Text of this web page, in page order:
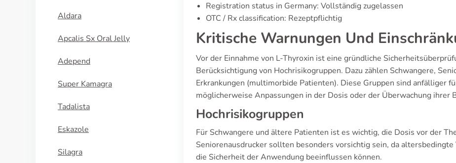
Aldara
Apcalis Sx Oral Jelly
Adepend
Super Kamagra
Tadalista
Eskazole
Silagra
Registration status in Germany: Vollständig zugelassen
OTC / Rx classification: Rezeptpflichtig
Kritische Warnungen Und
Vor der Einnahme von L-Thyroxin ist eine gründliche
Berücksichtigung von Hochrisikogruppen. Dazu zählen Schwangere,
Erkrankungen (multimorbide Patienten). Diese Gruppen sind anfälliger
möglicherweise Anpassungen in der Dosis oder der Überwachung ihrer
Hochrisikogruppen
Für Schwangere und ältere Patienten ist es wichtig, die Dosis vor der
Seniorenausdrucker sollten besonders vorsichtig sein, da
die Sicherheit der Anwendung beeinflussen können.